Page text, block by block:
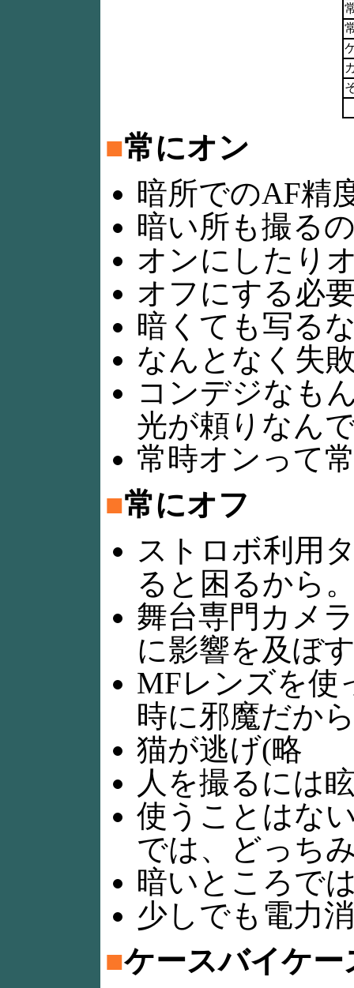
■常にオン
暗所でのAF精
暗い所も撮る
オンにしたり
オフにする必
暗くても写る
なんとなく失
コンデジなも
光が頼りなん
常時オンって
■常にオフ
ストロボ利用
ると困るから
舞台専門カメ
に影響を及ぼ
MFレンズを使
時に邪魔だか
猫が逃げ(略
人を撮るには
使うことはな
では、どっち
暗いところで
少しでも電力
■ケースバイケー